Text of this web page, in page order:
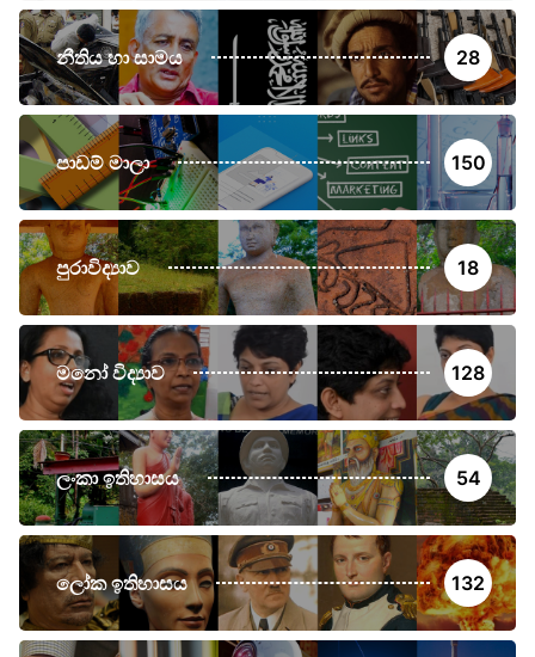
නීතිය හා සාමය 28
පාඩම් මාලා 150
පුරාවිද්‍යාව 18
මනෝ විද්‍යාව 128
ලංකා ඉතිහාසය 54
ලෝක ඉතිහාසය 132